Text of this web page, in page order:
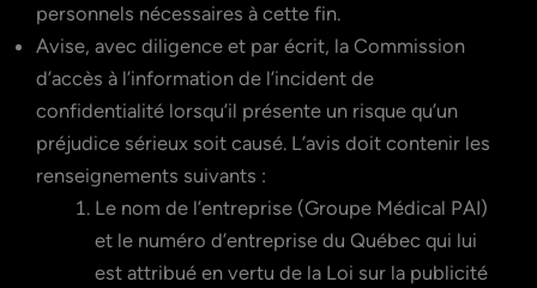
personnels nécessaires à cette fin.
Avise, avec diligence et par écrit, la Commission
d’accès à l’information de l’incident de
confidentialité lorsqu’il présente un risque qu’un
préjudice sérieux soit causé. L’avis doit contenir les
renseignements suivants :
Le nom de l’entreprise (Groupe Médical PAI)
et le numéro d’entreprise du Québec qui lui
est attribué en vertu de la Loi sur la publicité